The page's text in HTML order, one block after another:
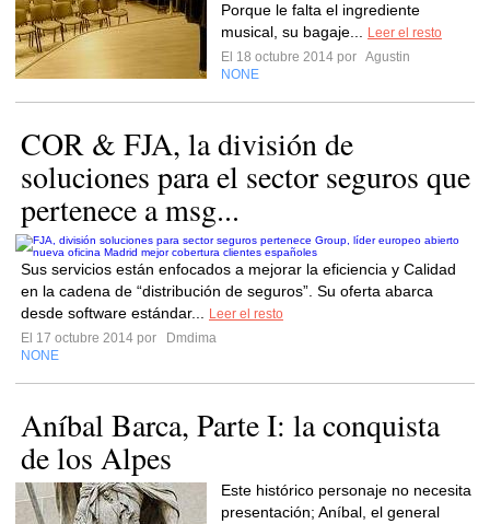
Porque le falta el ingrediente
musical, su bagaje...
Leer el resto
El 18 octubre 2014 por Agustin
NONE
COR & FJA, la división de
soluciones para el sector seguros que
pertenece a msg...
Sus servicios están enfocados a mejorar la eficiencia y Calidad
en la cadena de “distribución de seguros”. Su oferta abarca
desde software estándar...
Leer el resto
El 17 octubre 2014 por
Dmdima
NONE
Aníbal Barca, Parte I: la conquista
de los Alpes
Este histórico personaje no necesita
presentación; Aníbal, el general